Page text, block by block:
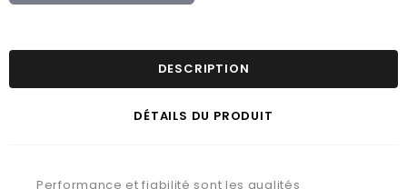
DESCRIPTION
DÉTAILS DU PRODUIT
Performance et fiabilité sont les qualités